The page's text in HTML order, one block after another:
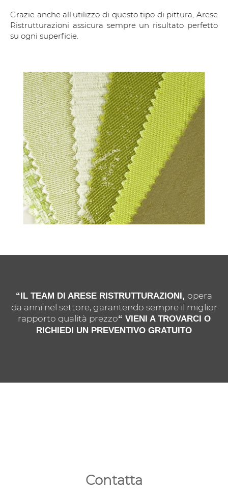
Grazie anche all’utilizzo di questo tipo di pittura, Arese
Ristrutturazioni assicura sempre un risultato perfetto
su ogni superficie.
“IL TEAM DI ARESE RISTRUTTURAZIONI, opera
da anni nel settore, garantendo sempre il miglior
rapporto qualità prezzo“ VIENI A TROVARCI O
RICHIEDI UN PREVENTIVO GRATUITO
Contatta